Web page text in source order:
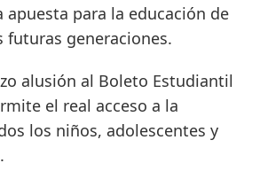
apuesta para la educación de
futuras generaciones.
alusión al Boleto Estudiantil
el real acceso a la
los niños, adolescentes y